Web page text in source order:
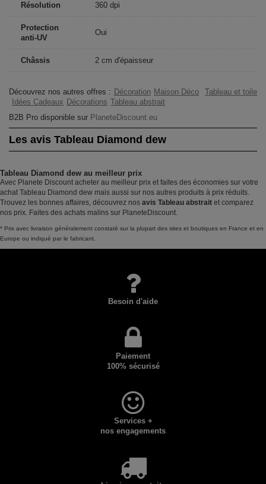
Résolution 360 dpi
Protection
anti-UV
Oui
Châssis 2 cm d'épaisseur
Découvrez nos autres offres : Décoration Maison Déco
Tableau et toile
Idées Cadeaux Décorations Tableau abstrait
B2B Pro disponible sur PlaneteDiscount.eu
Les avis Tableau Diamond dew
Tableau Diamond dew au meilleur prix
Avec Planete Discount acheter au meilleur prix et faites des économies sur votre
achat Tableau Diamond dew mais aussi sur nos autres produits à prix réduits.
Trouvez les bonnes affaires, découvrez nos avis Tableau abstrait et comparez
nos prix. Faites des achats malins sur PlaneteDiscount.
* Prix avec livraison généralement constaté sur la plupart des sites et boutiques en France et en
Europe ou indiqué par le fabricant.
Besoin d'aide
Paiement
100% sécurisé
Services +
nos engagements